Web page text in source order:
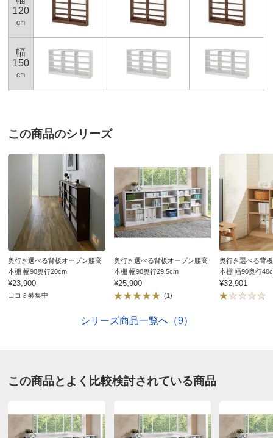
※大型商品につき、搬入経路のご確認をお願いします。
お部屋に入らず吊り上げをする場合、別途以下の作業代金がかか
＜作業代金の目安＞
手吊り 20,000円～
機械使用 38,500円～
■サイズ：幅150奥行29.5高さ85cm
■素材：化粧合板
■可動棚板9枚付き
■棚板耐荷重約10kg
■転倒防止金具付き
■日本製
■配送：2週間前後配送
ディノスのサイズ（家具）
120
㎝
幅
150
㎝
この商品のシリーズ
奥行き選べる背板オープン腰高
本棚 幅90奥行20cm
¥23,900
口コミ募集中
奥行き選べる背板オープン腰高
本棚 幅90奥行29.5cm
¥25,900
(1)
奥行き選べる背
本棚 幅90奥行
¥32,901
シリーズ商品一覧へ（9）
この商品とよく比較検討されている商品